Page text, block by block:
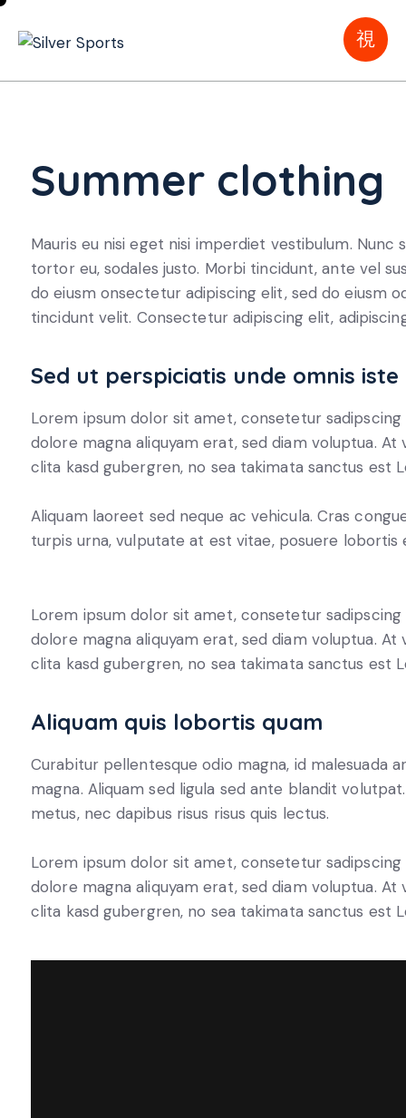
Summer clothing
Mauris eu nisi eget nisi imperdiet vestibulum. Nunc
tortor eu, sodales justo. Morbi tincidunt, ante vel
do eiusm onsectetur adipiscing elit, sed do eiusm
tincidunt velit. Consectetur adipiscing elit,
Sed ut perspiciatis unde omnis
Lorem ipsum dolor sit amet, consetetur
dolore magna aliquyam erat, sed diam voluptua.
clita kasd gubergren, no sea takimata sanctus est
Aliquam laoreet sed neque ac vehicula. Cras
turpis urna, vulputate at est vitae, posuere lobortis
Lorem ipsum dolor sit amet, consetetur
dolore magna aliquyam erat, sed diam voluptua.
clita kasd gubergren, no sea takimata sanctus est
Aliquam quis lobortis quam
Curabitur pellentesque odio magna, id malesuada
magna. Aliquam sed ligula sed ante blandit
metus, nec dapibus risus risus quis lectus.
Lorem ipsum dolor sit amet, consetetur
dolore magna aliquyam erat, sed diam voluptua.
clita kasd gubergren, no sea takimata sanctus est